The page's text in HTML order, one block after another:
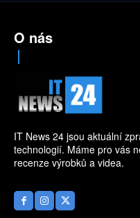
O nás
IT News 24 jsou aktuální
technologií. Máme pro vás
recenze výrobků a videa.